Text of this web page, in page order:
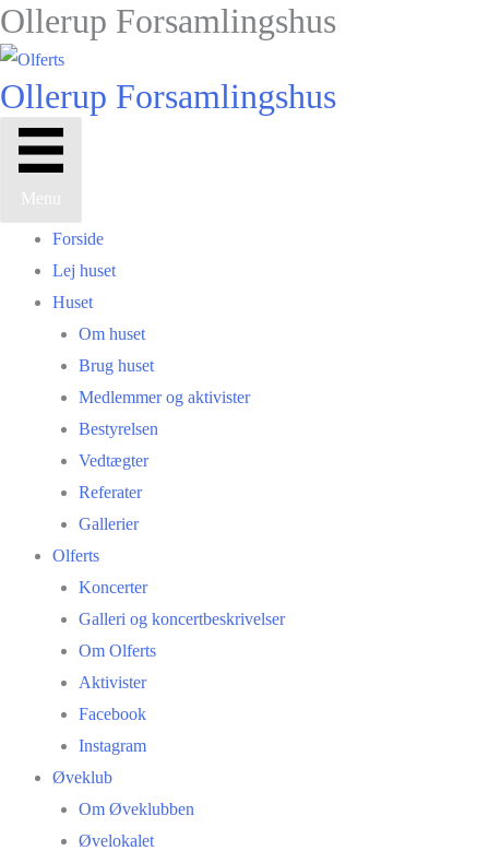
Gå
til
Ollerup Forsamlingshus
Ollerup Forsamlingshus
Menu
Forside
Lej huset
Huset
Om huset
Brug huset
Medlemmer og aktivister
Bestyrelsen
Vedtægter
Referater
Gallerier
Olferts
Koncerter
Galleri og koncertbeskrivelser
Om Olferts
Aktivister
Facebook
Instagram
Øveklub
Om Øveklubben
Øvelokalet